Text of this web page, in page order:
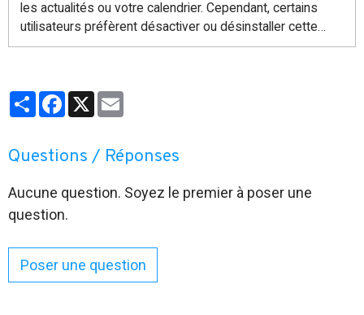
les actualités ou votre calendrier. Cependant, certains
utilisateurs préfèrent désactiver ou désinstaller cette
fonctionnalité pour libérer des ressources ou épurer
PartagerFacebook
X
Questions / Réponses
Aucune question. Soyez le premier à poser une
question.
Poser une question